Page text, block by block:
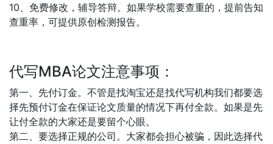
10、免费修改，辅导答辩。如果学校需要查重的，提前告知
查重率，可提供原创检测报告。
代写MBA论文注意事项：
第一、先付订金。不管是找淘宝还是找代写机构我们都要选
择先预付订金在保证论文质量的情况下再付全款。如果是先
让付全款的大家还是要留个心眼。
第二、要选择正规的公司。大家都会担心被骗，因此选择代